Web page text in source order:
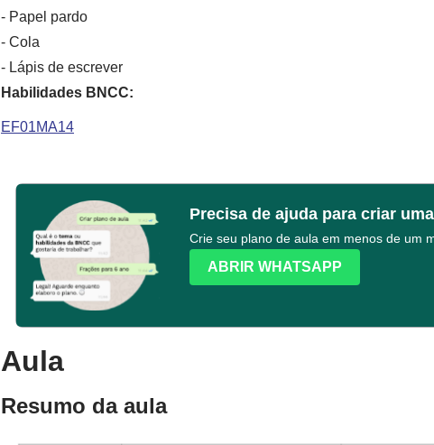
- Papel pardo
- Cola
- Lápis de escrever
Habilidades BNCC:
EF01MA14
Precisa de ajuda para criar
Crie seu plano de aula em menos de um
ABRIR WHATSAPP
Aula
Resumo da aula